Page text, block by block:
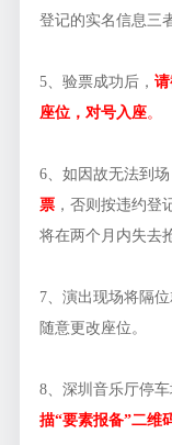
登记的实名信息三
5、验票成功后，
座位，对号入座。
6、如因故无法到
票 ，否则按违约登
将在两个月内失去
7、演出现场将隔位
随意更改座位。
8、深圳音乐厅停
描“要素报备”二维